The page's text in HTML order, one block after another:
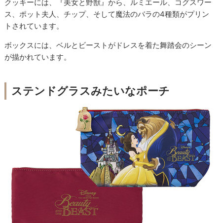
クッキーには、『美女と野獣』から、ルミエール、コグスワー
ス、ポット夫人、チップ、そして魔法のバラの4種類がプリン
トされています。
ボックスには、ベルとビーストがドレスを着た舞踏会のシーン
が描かれています。
ステンドグラスみたいなポーチ